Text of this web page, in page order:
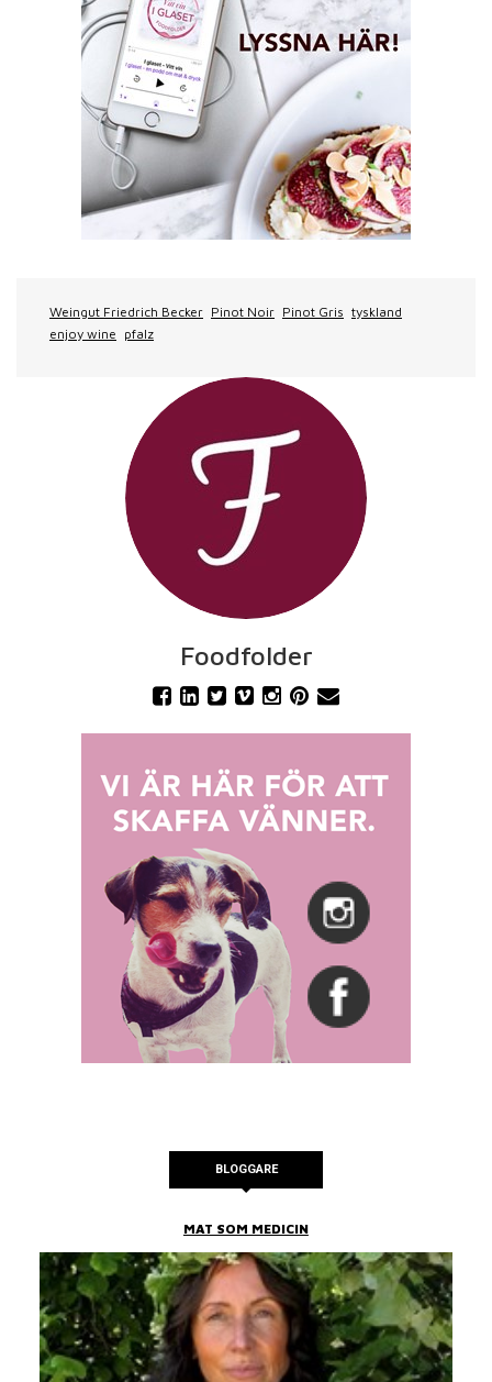
Weingut Friedrich Becker Pinot Noir Pinot Gris tyskland
enjoy wine pfalz
Foodfolder
BLOGGARE
MAT SOM MEDICIN